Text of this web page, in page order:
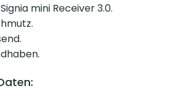
mini Receiver 3.0.